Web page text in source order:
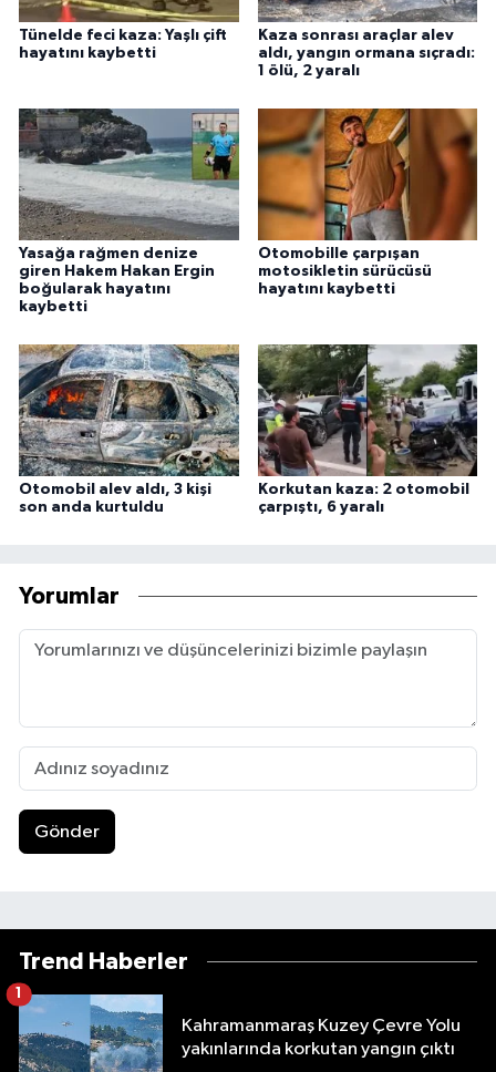
Tünelde feci kaza: Yaşlı çift
hayatını kaybetti
Kaza sonrası araçlar alev
aldı, yangın ormana sıçradı:
1 ölü, 2 yaralı
Yasağa rağmen denize
giren Hakem Hakan Ergin
boğularak hayatını
kaybetti
Otomobille çarpışan
motosikletin sürücüsü
hayatını kaybetti
Otomobil alev aldı, 3 kişi
son anda kurtuldu
Korkutan kaza: 2 otomobil
çarpıştı, 6 yaralı
Yorumlar
Gönder
Trend Haberler
Kahramanmaraş Kuzey Çevre Yolu
yakınlarında korkutan yangın çıktı
1